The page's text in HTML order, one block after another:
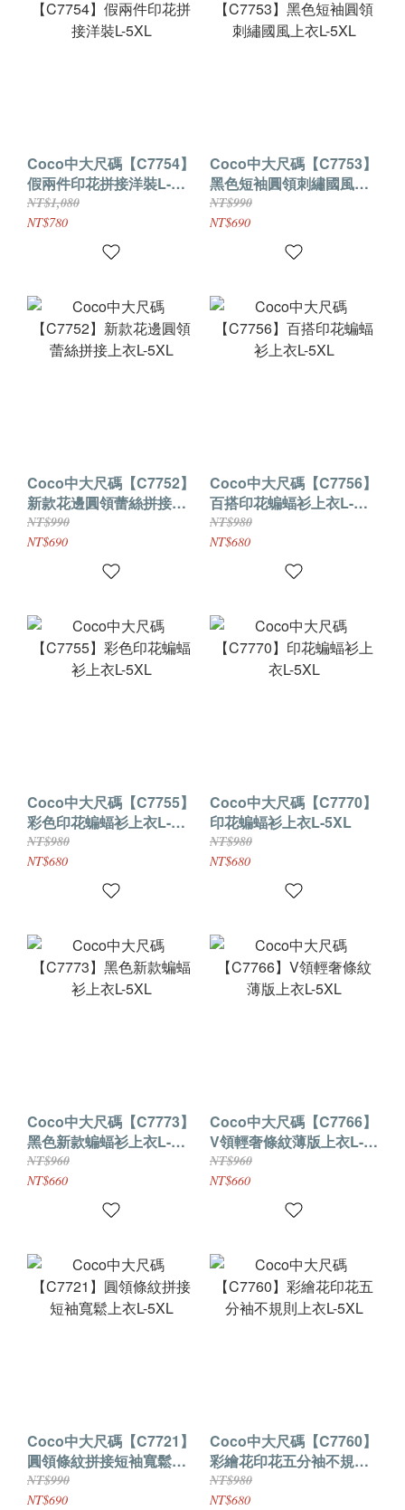
Coco中大尺碼【C7754】
假兩件印花拼接洋裝L-
5XL
NT$1,080
NT$780
Coco中大尺碼【C7753】
黑​​色短袖圓領刺繡國風上
衣L-5XL
NT$990
NT$690
Coco中大尺碼【C7752】
新款花邊圓領蕾絲拼接上
衣L-5XL
NT$990
NT$690
Coco中大尺碼【C7756】
百搭印花蝙蝠衫上衣L-
5XL
NT$980
NT$680
Coco中大尺碼【C7755】
彩色印花蝙蝠衫上衣L-
5XL
NT$980
NT$680
Coco中大尺碼【C7770】
印花蝙蝠衫上衣L-5XL
NT$980
NT$680
Coco中大尺碼【C7773】
黑色新款蝙蝠衫上衣L-
5XL
NT$960
NT$660
Coco中大尺碼【C7766】
V領輕奢條紋薄版上衣L-
5XL
NT$960
NT$660
Coco中大尺碼【C7721】
圓領條紋拼接短袖寬鬆上
衣L-5XL
NT$990
NT$690
Coco中大尺碼【C7760】
彩繪花印花五分袖不規則
上衣L-5XL
NT$980
NT$680